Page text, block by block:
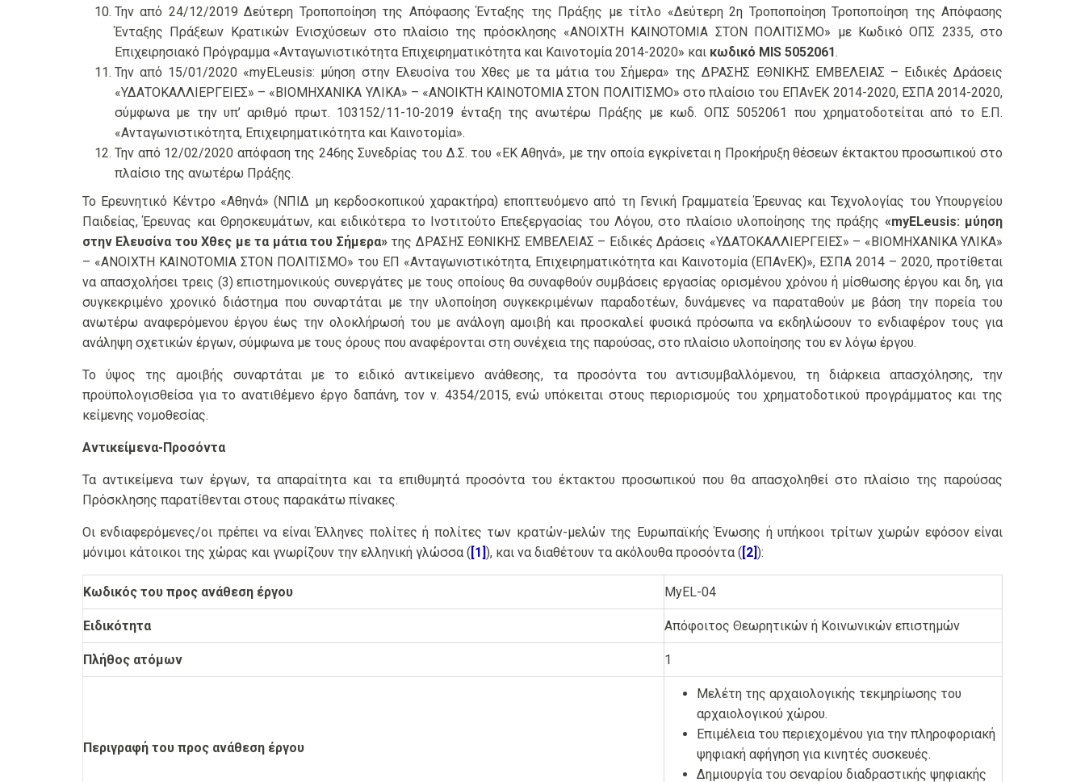
Την από 24/12/2019 Δεύτερη Τροποποίηση της Απόφασης Ένταξης της Πράξης με τίτλο «Δεύτερη 2η Τροποποίηση Τροποποίηση της Απόφασης
Ένταξης Πράξεων Κρατικών Ενισχύσεων στο πλαίσιο της πρόσκλησης «ΑΝΟΙΧΤΗ ΚΑΙΝΟΤΟΜΙΑ ΣΤΟΝ ΠΟΛΙΤΙΣΜΟ» με Κωδικό ΟΠΣ 2335, στο
Επιχειρησιακό Πρόγραμμα «Ανταγωνιστικότητα Επιχειρηματικότητα και Καινοτομία 2014-2020» και κωδικό MIS 5052061.
Την από 15/01/2020 «myELeusis: μύηση στην Ελευσίνα του Χθες με τα μάτια του Σήμερα» της ΔΡΑΣΗΣ ΕΘΝΙΚΗΣ ΕΜΒΕΛΕΙΑΣ – Ειδικές Δράσεις
«ΥΔΑΤΟΚΑΛΛΙΕΡΓΕΙΕΣ» – «ΒΙΟΜΗΧΑΝΙΚΑ ΥΛΙΚΑ» – «ΑΝΟΙΚΤΗ ΚΑΙΝΟΤΟΜΙΑ ΣΤΟΝ ΠΟΛΙΤΙΣΜΟ» στο πλαίσιο του ΕΠΑνΕΚ 2014-2020, ΕΣΠΑ 2014-2020,
σύμφωνα με την υπ’ αριθμό πρωτ. 103152/11-10-2019 ένταξη της ανωτέρω Πράξης με κωδ. ΟΠΣ 5052061 που χρηματοδοτείται από το Ε.Π.
«Ανταγωνιστικότητα, Επιχειρηματικότητα και Καινοτομία».
Την από 12/02/2020 απόφαση της 246ης Συνεδρίας του Δ.Σ. του «ΕΚ Αθηνά», με την οποία εγκρίνεται η Προκήρυξη θέσεων έκτακτου προσωπικού στο
πλαίσιο της ανωτέρω Πράξης.
Το Ερευνητικό Κέντρο «Αθηνά» (ΝΠΙΔ μη κερδοσκοπικού χαρακτήρα) εποπτευόμενο από τη Γενική Γραμματεία Έρευνας και Τεχνολογίας του Υπουργείου
Παιδείας, Έρευνας και Θρησκευμάτων, και ειδικότερα το Ινστιτούτο Επεξεργασίας του Λόγου, στο πλαίσιο υλοποίησης της πράξης «myELeusis: μύηση
στην Ελευσίνα του Χθες με τα μάτια του Σήμερα» της ΔΡΑΣΗΣ ΕΘΝΙΚΗΣ ΕΜΒΕΛΕΙΑΣ – Ειδικές Δράσεις «ΥΔΑΤΟΚΑΛΛΙΕΡΓΕΙΕΣ» – «ΒΙΟΜΗΧΑΝΙΚΑ ΥΛΙΚΑ»
– «ΑΝΟΙΧΤΗ ΚΑΙΝΟΤΟΜΙΑ ΣΤΟΝ ΠΟΛΙΤΙΣΜΟ» του ΕΠ «Ανταγωνιστικότητα, Επιχειρηματικότητα και Καινοτομία (ΕΠΑνΕΚ)», ΕΣΠΑ 2014 – 2020, προτίθεται
να απασχολήσει τρεις (3) επιστημονικούς συνεργάτες με τους οποίους θα συναφθούν συμβάσεις εργασίας ορισμένου χρόνου ή μίσθωσης έργου και δη, για
συγκεκριμένο χρονικό διάστημα που συναρτάται με την υλοποίηση συγκεκριμένων παραδοτέων, δυνάμενες να παραταθούν με βάση την πορεία του
ανωτέρω αναφερόμενου έργου έως την ολοκλήρωσή του με ανάλογη αμοιβή και προσκαλεί φυσικά πρόσωπα να εκδηλώσουν το ενδιαφέρον τους για
ανάληψη σχετικών έργων, σύμφωνα με τους όρους που αναφέρονται στη συνέχεια της παρούσας, στο πλαίσιο υλοποίησης του εν λόγω έργου.
Το ύψος της αμοιβής συναρτάται με το ειδικό αντικείμενο ανάθεσης, τα προσόντα του αντισυμβαλλόμενου, τη διάρκεια απασχόλησης, την
προϋπολογισθείσα για το ανατιθέμενο έργο δαπάνη, τον ν. 4354/2015, ενώ υπόκειται στους περιορισμούς του χρηματοδοτικού προγράμματος και της
κείμενης νομοθεσίας.
Αντικείμενα-Προσόντα
Τα αντικείμενα των έργων, τα απαραίτητα και τα επιθυμητά προσόντα του έκτακτου προσωπικού που θα απασχοληθεί στο πλαίσιο της παρούσας
Πρόσκλησης παρατίθενται στους παρακάτω πίνακες.
Οι ενδιαφερόμενες/οι πρέπει να είναι Έλληνες πολίτες ή πολίτες των κρατών-μελών της Ευρωπαϊκής Ένωσης ή υπήκοοι τρίτων χωρών εφόσον είναι
μόνιμοι κάτοικοι της χώρας και γνωρίζουν την ελληνική γλώσσα ([1]), και να διαθέτουν τα ακόλουθα προσόντα ([2]):
Κωδικός του προς ανάθεση έργου MyEL-04
Ειδικότητα Απόφοιτος Θεωρητικών ή Κοινωνικών επιστημών
Πλήθος ατόμων 1
Περιγραφή του προς ανάθεση έργου
Μελέτη της αρχαιολογικής τεκμηρίωσης του
αρχαιολογικού χώρου.
Επιμέλεια του περιεχομένου για την πληροφοριακή
ψηφιακή αφήγηση για κινητές συσκευές.
Δημιουργία του σεναρίου διαδραστικής ψηφιακής